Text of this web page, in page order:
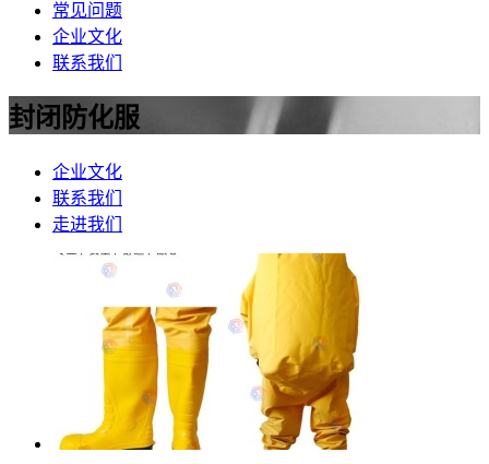
常见问题
企业文化
联系我们
封闭防化服
企业文化
联系我们
走进我们